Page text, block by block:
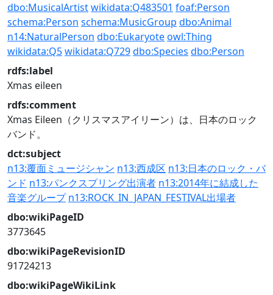
dbo:MusicalArtistwikidata:Q483501 foaf:Person
schema:Person schema:MusicGroup dbo:Animal
n14:NaturalPerson dbo:Eukaryoteowl:Thing
wikidata:Q5wikidata:Q729dbo:Species dbo:Person
rdfs:label
Xmas eileen
rdfs:comment
Xmas Eileen（クリスマスアイリーン）は、日本のロック
バンド。
dct:subject
n13:覆面ミュージシャン n13:西成区 n13:日本のロック・バ
ンド n13:パンクスプリング出演者 n13:2014年に結成した
音楽グループ n13:ROCK_IN_JAPAN_FESTIVAL出場者
dbo:wikiPageID
3773645
dbo:wikiPageRevisionID
91724213
dbo:wikiPageWikiLink